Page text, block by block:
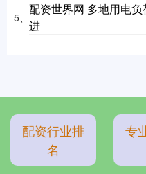
5、
配资世界网 多地用电
进
配资行业排
名
专